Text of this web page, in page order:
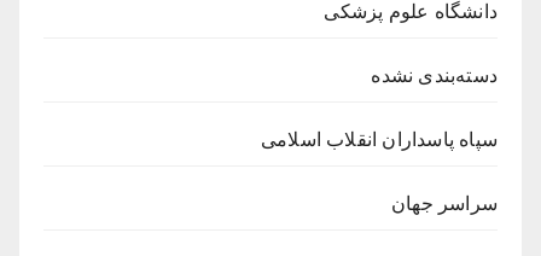
دانشگاه علوم پزشکی
دسته‌بندی نشده
سپاه پاسداران انقلاب اسلامی
سراسر جهان